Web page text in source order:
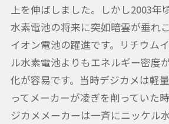
上を伸ばしました。しかし2003年
水素電池の将来に突如暗雲が垂れ
イオン電池の躍進です。リチウム
ル水素電池よりもエネルギー密度
化が容易です。当時デジカメは軽
ってメーカーが凌ぎを削っていた
ジカメメーカーは一斉にニッケル